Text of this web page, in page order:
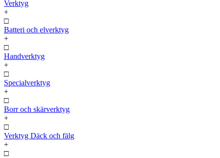
Verktyg
+
□
Batteri och elverktyg
+
□
Handverktyg
+
□
Specialverktyg
+
□
Borr och skärverktyg
+
□
Verktyg Däck och fälg
+
□